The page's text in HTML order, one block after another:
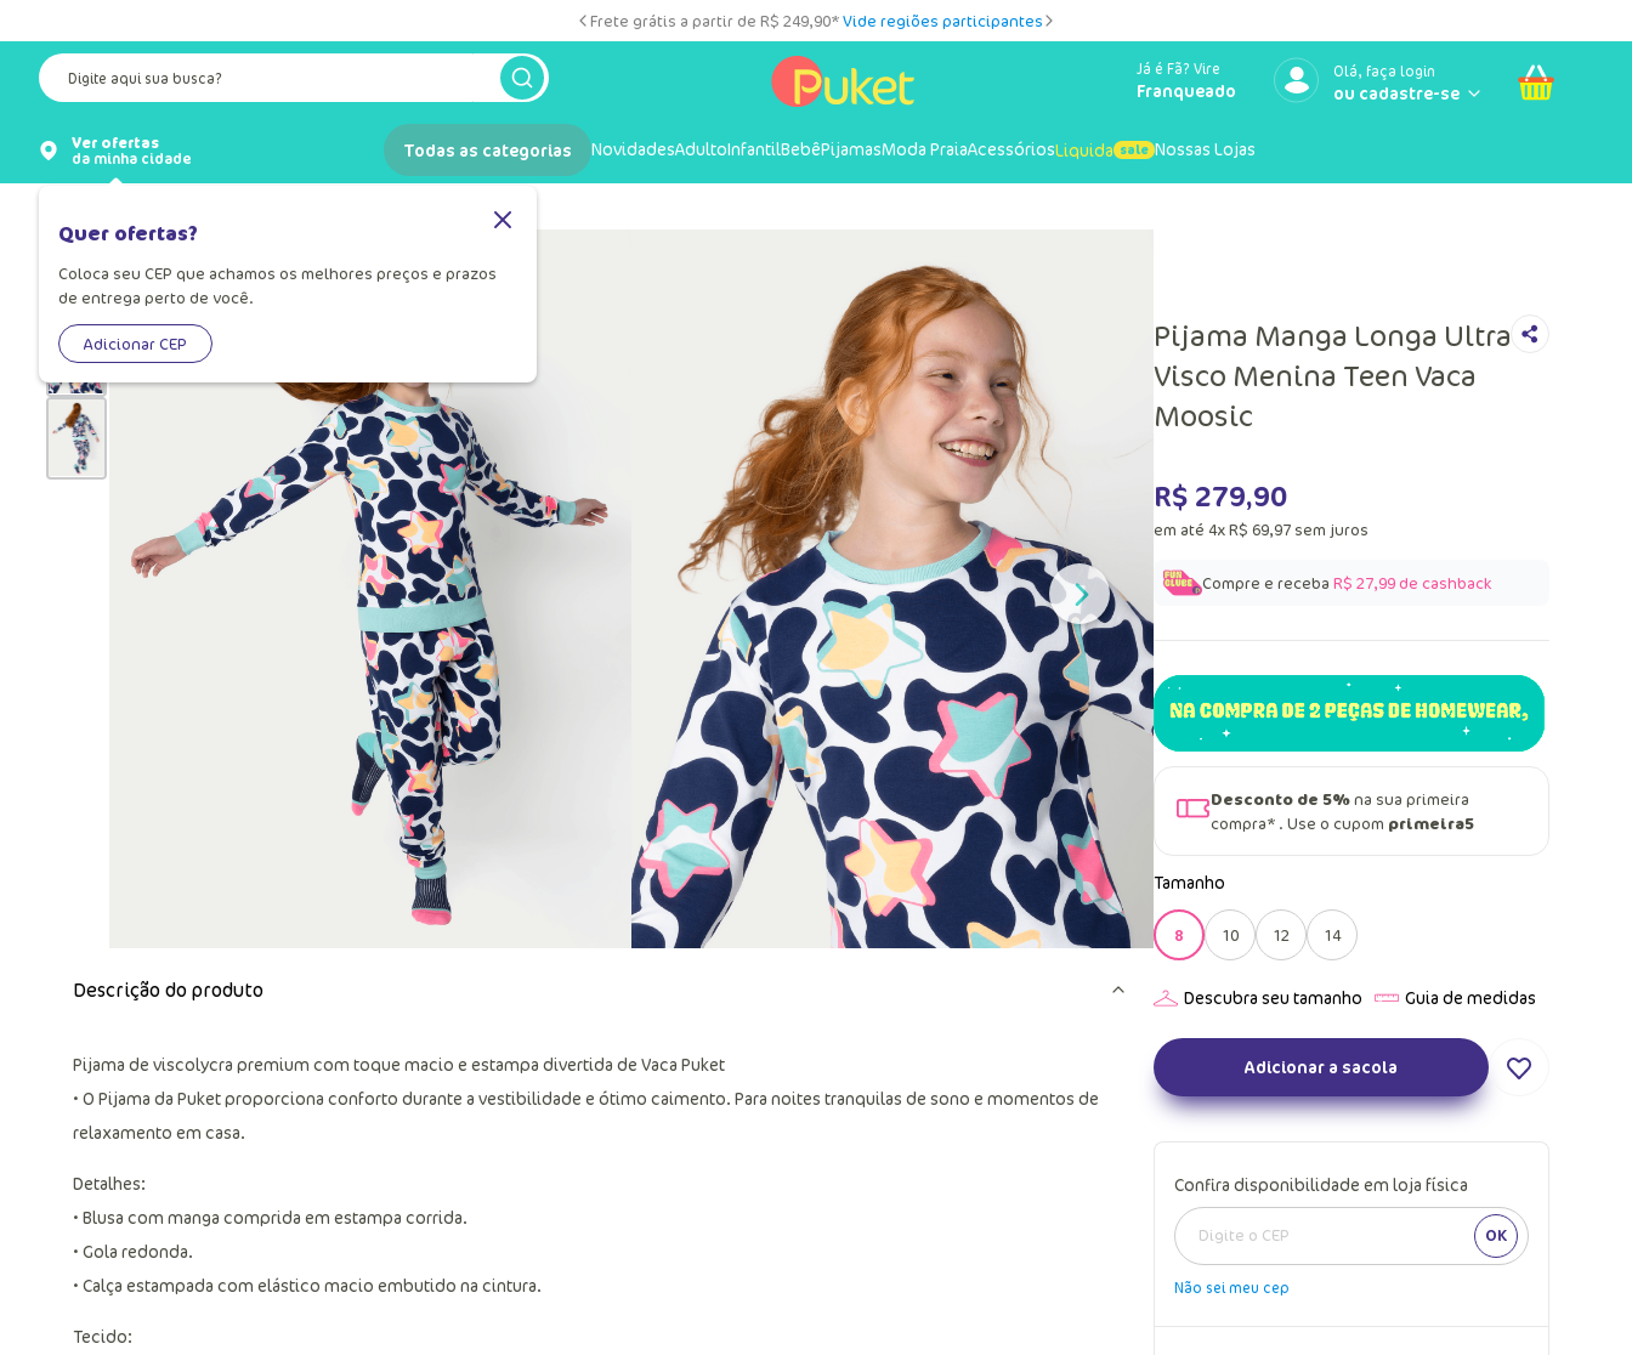
Frete grátis a partir de R$ 249,90*Vide regiões participantes
Digite aqui sua busca? Já é Fã? Vire
Franqueado
Olá, faça login
Ver ofertas
da minha cidade
Quer ofertas?
Coloca seu CEP que achamos os melhores preços e prazos
de entrega perto de você.
Adicionar CEP
Todas as categorias NovidadesAdultoInfantilBebêPijamasModa PraiaAcessóriosLiquida Nossas Lojas
Descrição do produto
Pijama de viscolycra premium com toque macio e estampa divertida de Vaca Puket
• O Pijama da Puket proporciona conforto durante a vestibilidade e ótimo caimento. Para noites tranquilas de sono e momentos de
relaxamento em casa.
Detalhes:
• Blusa com manga comprida em estampa corrida.
• Gola redonda.
• Calça estampada com elástico macio embutido na cintura.
Tecido:
Pijama Manga Longa Ultra
Visco Menina Teen Vaca
Moosic
R$ 279,90
em até 4xR$ 69,97 sem juros
Compre e receba R$ 27,99de cashback
Desconto de 5%na sua primeira
compra* . Use o cupom primeira5
Tamanho
8 10 12 14
Adicionar a sacola
Confira disponibilidade em loja física
OK
Não sei meu cep